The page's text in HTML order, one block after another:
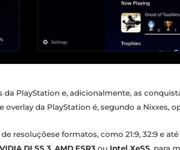
PlayStation e, adicionalmente, as
overlay da PlayStation é, segundo a Nixxes,
resoluçõese formatos, como 21:9, 32:9 e